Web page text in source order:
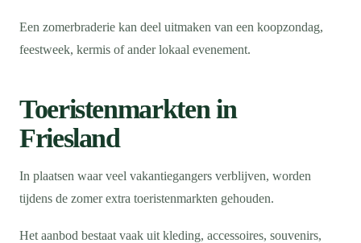
Een zomerbraderie kan deel uitmaken van een koopzondag,
feestweek, kermis of ander lokaal evenement.
Toeristenmarkten in
Friesland
In plaatsen waar veel vakantiegangers verblijven, worden
tijdens de zomer extra toeristenmarkten gehouden.
Het aanbod bestaat vaak uit kleding, accessoires, souvenirs,